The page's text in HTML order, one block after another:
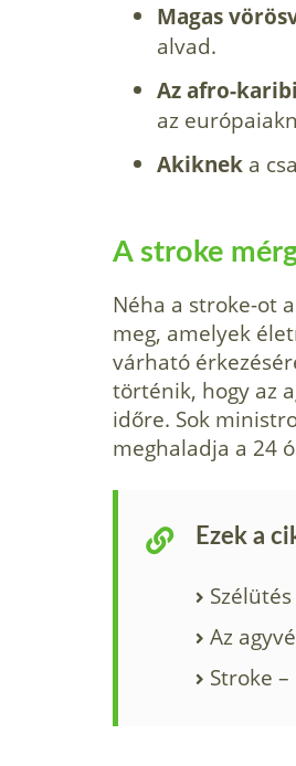
Magas
alvad.
Az afro-
az
Akiknek a
A stroke
Néha a stroke-ot
meg, amelyek
várható
történik, hogy az
időre. Sok
meghaladja a 24
Ezek a
Az
Stroke